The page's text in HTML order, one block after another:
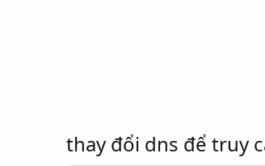
thay đổi dns để truy